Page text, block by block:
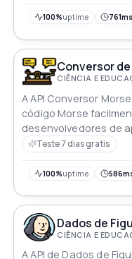
100%uptime 761ms
Conversor de
CIÊNCIA E
A API Conversor
código Morse
desenvolvedores de
entusiastas do código
Teste 7 dias gratis
100%uptime
Dados de
CIÊNCIA E
A API de Dados de